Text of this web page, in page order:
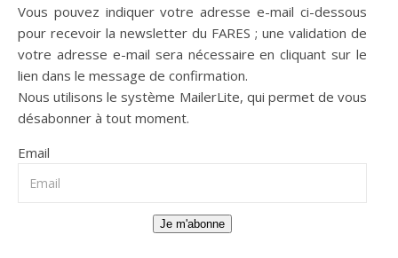
Vous pouvez indiquer votre adresse e-mail ci-dessous
pour recevoir la newsletter du FARES ; une validation de
votre adresse e-mail sera nécessaire en cliquant sur le
lien dans le message de confirmation.
Nous utilisons le système MailerLite, qui permet de vous
désabonner à tout moment.
Email
Je m'abonne